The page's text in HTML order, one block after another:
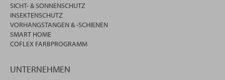
SICHT- & SONNENSCHUTZ
INSEKTENSCHUTZ
VORHANGSTANGEN & -SCHIENEN
SMART HOME
COFLEX FARBPROGRAMM
UNTERNEHMEN